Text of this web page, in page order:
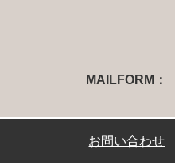
MAILFORM
お問い合わせ